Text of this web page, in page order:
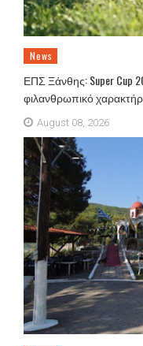
News
ΕΠΣ Ξάνθης: Super Cup
φιλανθρωπικό
August 08, 2026